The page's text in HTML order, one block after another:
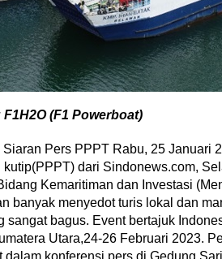
(F1 Powerboat)
Pers PPPT Rabu, 25 Januari
dari Sindonews.com,
Kemaritiman dan Investasi
banyak menyedot turis lokal dan
bagus. Event bertajuk
Utara,24-26 Februari 2023.
konferensi pers di Gedung